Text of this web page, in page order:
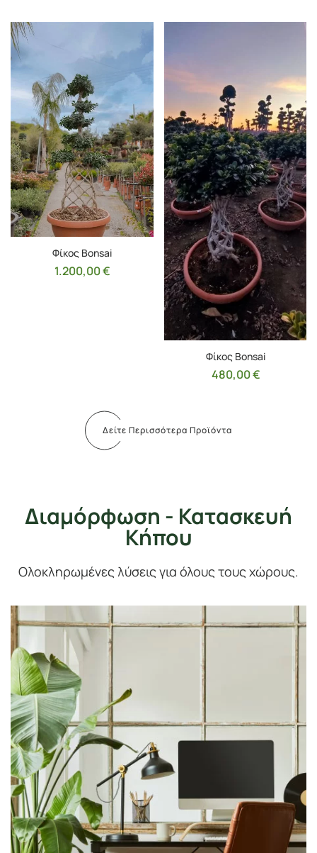
Φίκος Bonsai
1.200,00€
Φίκος Bonsai
480,00€
Δείτε Περισσότερα Προϊόντα
Διαμόρφωση - Κατασκευή
Κήπου
Ολοκληρωμένες λύσεις για όλους τους χώρους.